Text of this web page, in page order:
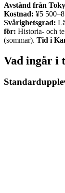
Avstånd från
Kostnad: ¥5
Svårighetsgrad:
för: Historia- och
(sommar). Tid i
Vad ingår i